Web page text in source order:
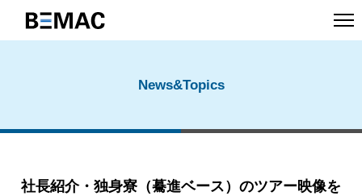
News&Topics
社長紹介・独身寮（驀進ベース）のツアー映像を